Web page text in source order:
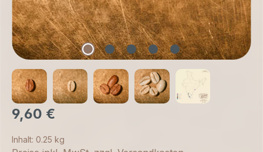
9,60 €
Inhalt: 0.25 kg